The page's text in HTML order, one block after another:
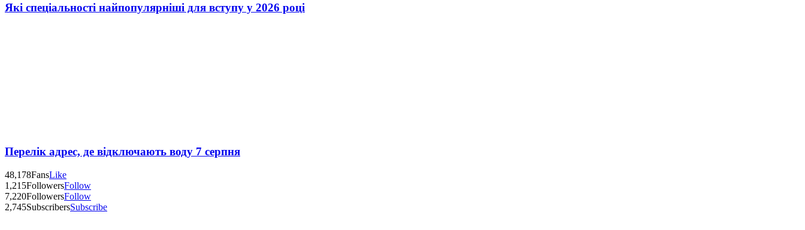
Які спеціальності найпопулярніші для вступу у 2026 році
Перелік адрес, де відключають воду 7 серпня
48,178FansLike
1,215FollowersFollow
7,220FollowersFollow
2,745SubscribersSubscribe